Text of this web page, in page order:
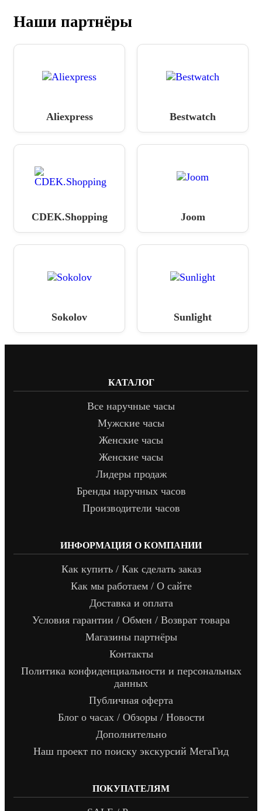
Наши партнёры
Aliexpress Bestwatch
CDEK.Shopping Joom
Sokolov Sunlight
КАТАЛОГ
Все наручные часы
Мужские часы
Женские часы
Женские часы
Лидеры продаж
Бренды наручных часов
Производители часов
ИНФОРМАЦИЯ О КОМПАНИИ
Как купить / Как сделать заказ
Как мы работаем / О сайте
Доставка и оплата
Условия гарантии / Обмен / Возврат товара
Магазины партнёры
Контакты
Политика конфиденциальности и персональных
данных
Публичная оферта
Блог о часах / Обзоры / Новости
Дополнительно
Наш проект по поиску экскурсий МегаГид
ПОКУПАТЕЛЯМ